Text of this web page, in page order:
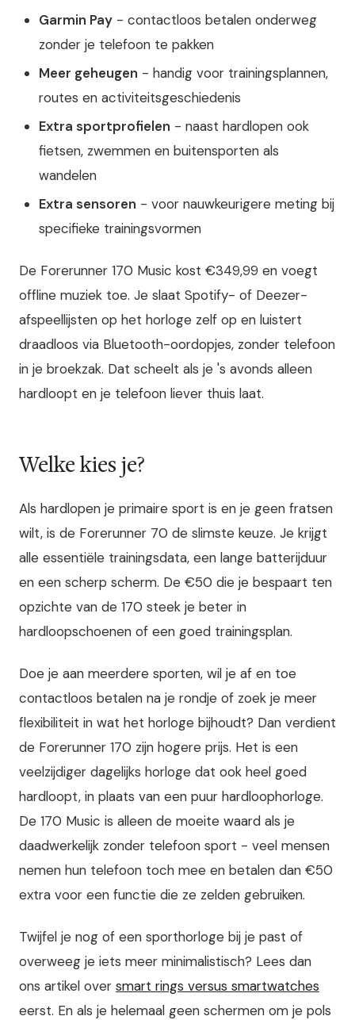
Garmin Pay - contactloos betalen onderweg
zonder je telefoon te pakken
Meer geheugen - handig voor trainingsplannen,
routes en activiteitsgeschiedenis
Extra sportprofielen - naast hardlopen ook
fietsen, zwemmen en buitensporten als
wandelen
Extra sensoren - voor nauwkeurigere meting bij
specifieke trainingsvormen
De Forerunner 170 Music kost €349,99 en voegt
offline muziek toe. Je slaat Spotify- of Deezer-
afspeellijsten op het horloge zelf op en luistert
draadloos via Bluetooth-oordopjes, zonder telefoon
in je broekzak. Dat scheelt als je 's avonds alleen
hardloopt en je telefoon liever thuis laat.
Welke kies je?
Als hardlopen je primaire sport is en je geen fratsen
wilt, is de Forerunner 70 de slimste keuze. Je krijgt
alle essentiële trainingsdata, een lange batterijduur
en een scherp scherm. De €50 die je bespaart ten
opzichte van de 170 steek je beter in
hardloopschoenen of een goed trainingsplan.
Doe je aan meerdere sporten, wil je af en toe
contactloos betalen na je rondje of zoek je meer
flexibiliteit in wat het horloge bijhoudt? Dan verdient
de Forerunner 170 zijn hogere prijs. Het is een
veelzijdiger dagelijks horloge dat ook heel goed
hardloopt, in plaats van een puur hardloophorloge.
De 170 Music is alleen de moeite waard als je
daadwerkelijk zonder telefoon sport - veel mensen
nemen hun telefoon toch mee en betalen dan €50
extra voor een functie die ze zelden gebruiken.
Twijfel je nog of een sporthorloge bij je past of
overweeg je iets meer minimalistisch? Lees dan
ons artikel over smart rings versus smartwatches
eerst. En als je helemaal geen schermen om je pols